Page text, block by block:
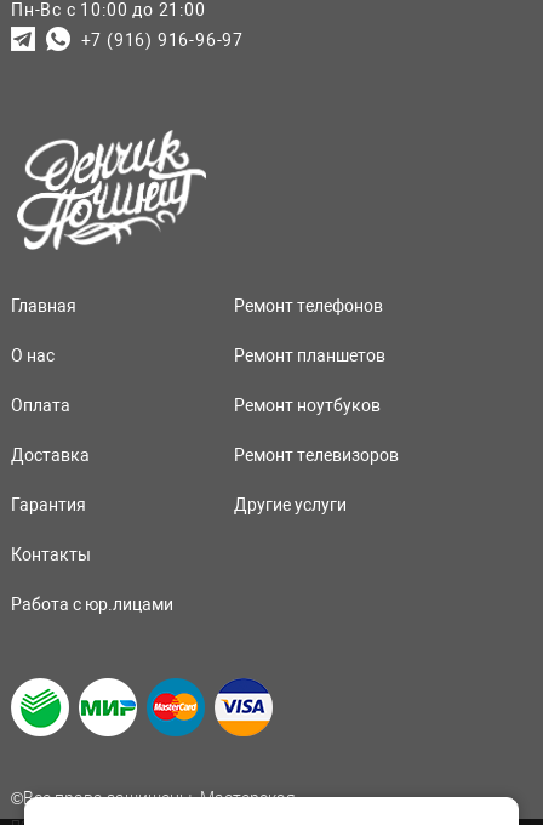
Пн-Вс с 10:00 до 21:00
+7 (916) 916-96-97
Главная
О нас
Оплата
Доставка
Гарантия
Контакты
Работа с юр.лицами
Ремонт телефонов
Ремонт планшетов
Ремонт ноутбуков
Ремонт телевизоров
Другие услуги
©Все права защищены. Мастерская